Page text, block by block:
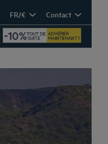
FR/€ Contact